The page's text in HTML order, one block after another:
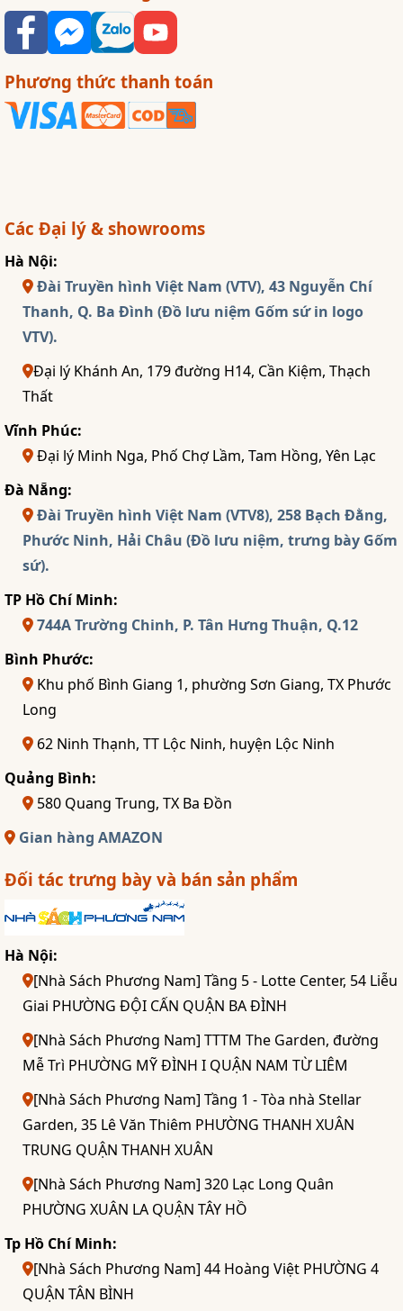
Phương thức thanh toán
Các Đại lý & showrooms
Hà Nội:
Đài Truyền hình Việt Nam (VTV), 43 Nguyễn Chí
Thanh, Q. Ba Đình (Đồ lưu niệm Gốm sứ in logo
VTV).
Đại lý Khánh An, 179 đường H14, Cần Kiệm, Thạch
Thất
Vĩnh Phúc:
Đại lý Minh Nga, Phố Chợ Lầm, Tam Hồng, Yên Lạc
Đà Nẵng:
Đài Truyền hình Việt Nam (VTV8), 258 Bạch Đằng,
Phước Ninh, Hải Châu (Đồ lưu niệm, trưng bày Gốm
sứ).
TP Hồ Chí Minh:
744A Trường Chinh, P. Tân Hưng Thuận, Q.12
Bình Phước:
Khu phố Bình Giang 1, phường Sơn Giang, TX Phước
Long
62 Ninh Thạnh, TT Lộc Ninh, huyện Lộc Ninh
Quảng Bình:
580 Quang Trung, TX Ba Đồn
Gian hàng AMAZON
Đối tác trưng bày và bán sản phẩm
Hà Nội:
[Nhà Sách Phương Nam] Tầng 5 - Lotte Center, 54 Liễu
Giai PHƯỜNG ĐỘI CẤN QUẬN BA ĐÌNH
[Nhà Sách Phương Nam] TTTM The Garden, đường
Mễ Trì PHƯỜNG MỸ ĐÌNH I QUẬN NAM TỪ LIÊM
[Nhà Sách Phương Nam] Tầng 1 - Tòa nhà Stellar
Garden, 35 Lê Văn Thiêm PHƯỜNG THANH XUÂN
TRUNG QUẬN THANH XUÂN
[Nhà Sách Phương Nam] 320 Lạc Long Quân
PHƯỜNG XUÂN LA QUẬN TÂY HỒ
Tp Hồ Chí Minh:
[Nhà Sách Phương Nam] 44 Hoàng Việt PHƯỜNG 4
QUẬN TÂN BÌNH